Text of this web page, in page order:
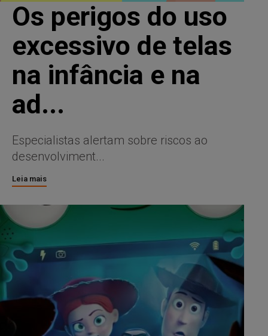
Os perigos do uso
excessivo de telas
na infância e na
ad...
Especialistas alertam sobre riscos ao
desenvolviment...
Leia mais